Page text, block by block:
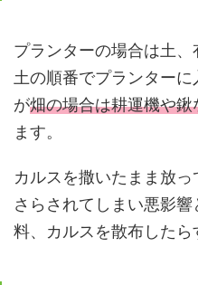
プランターの場合は土、
土の順番でプランター
が畑の場合は耕運機や
ます。
カルスを撒いたまま放
さらされてしまい悪影
料、カルスを散布したら